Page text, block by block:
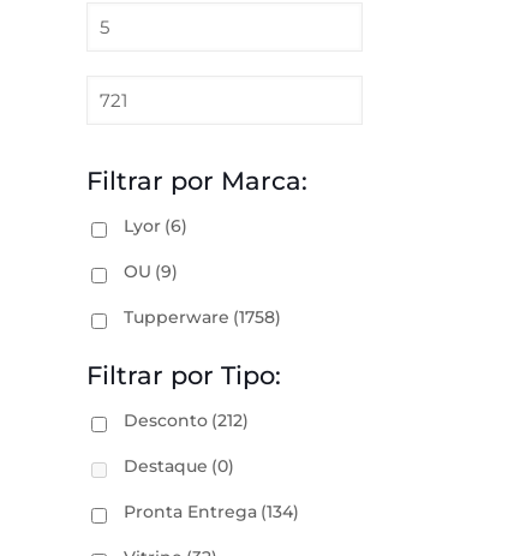
Filtrar por Marca:
Lyor (6)
OU (9)
Tupperware (1758)
Filtrar por Tipo:
Desconto (212)
Destaque (0)
Pronta Entrega (134)